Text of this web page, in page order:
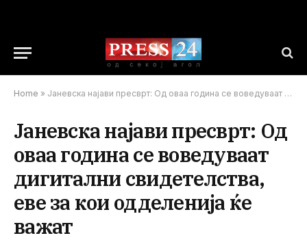
Home » Јаневска најави пресврт: Од оваа година се воведуваат дигитални свидетелства, еве за кои одделенија ќе важат
Јаневска најави пресврт: Од
оваа година се воведуваат
дигитални свидетелства,
еве за кои одделенија ќе
важат